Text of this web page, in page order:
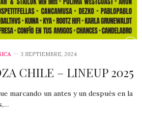
3 SEPTIEMBRE, 2024
CHILE – LINEUP 2025
marcando un antes y un después en la